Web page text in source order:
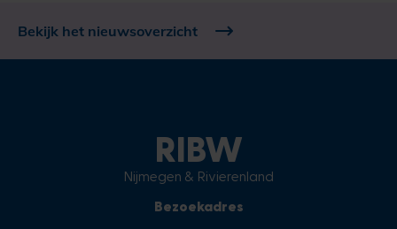
Bekijk het nieuwsoverzicht
RIBW
Nijmegen & Rivierenland
Bezoekadres